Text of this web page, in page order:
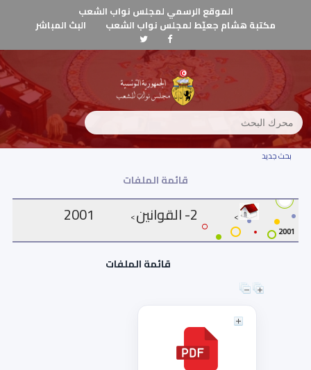
الموقع الرسمي لمجلس نواب الشعب
مكتبة هشام جعيّط لمجلس نواب الشعب
البث المباشر
بحث جديد
قائمة الملفات
> 2- القوانين >
2001
2001
قائمة الملفات